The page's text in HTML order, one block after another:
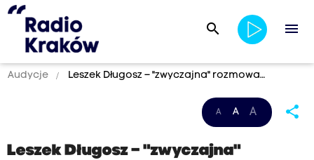
search menu
Audycje Leszek Długosz – "zwyczajna" rozmowa…
A A A share
Leszek Długosz – "zwyczajna"